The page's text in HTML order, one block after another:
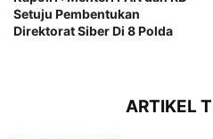
Setuju Pembentukan
Direktorat Siber Di 8 Polda
ARTIKEL